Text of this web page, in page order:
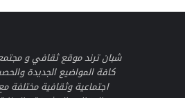
شبان ترند موقع ثقافي و
كافة المواضيع الجديدة
اجتماعية وثقافية مختلفة